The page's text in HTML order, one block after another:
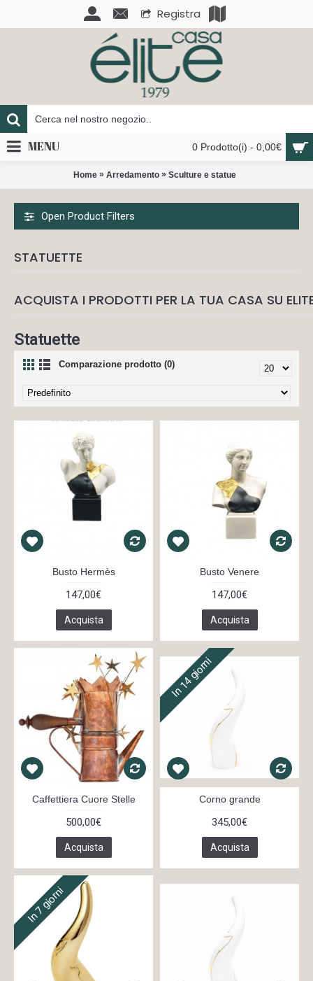
Registra
0 Prodotto(i) - 0,00€
MENU
Home » Arredamento » Sculture e statue
Open Product Filters
STATUETTE
ACQUISTA I PRODOTTI PER LA TUA CASA SU
Statuette
Comparazione prodotto (0)
Busto Hermès
147,00€
Acquista
Busto Venere
147,00€
Acquista
Caffettiera Cuore Stelle
500,00€
Acquista
In 14 giorni
Corno grande
345,00€
Acquista
In 7 giorni